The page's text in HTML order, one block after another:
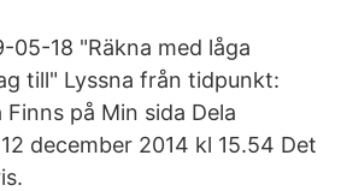
05-18 "Räkna med låga
till" Lyssna från tidpunkt:
på Min sida Dela
december 2014 kl 15.54 Det